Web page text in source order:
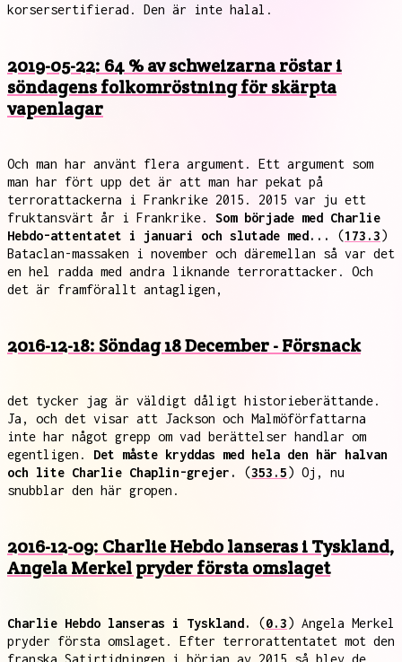
korsersertifierad. Den är inte halal.
2019-05-22: 64 % av schweizarna röstar i
söndagens folkomröstning för skärpta
vapenlagar
Och man har använt flera argument. Ett argument som
man har fört upp det är att man har pekat på
terrorattackerna i Frankrike 2015. 2015 var ju ett
fruktansvärt år i Frankrike. Som började med Charlie
Hebdo-attentatet i januari och slutade med...
(173.3)
Bataclan-massaken i november och däremellan så var det
en hel radda med andra liknande terrorattacker. Och
det är framförallt antagligen,
2016-12-18: Söndag 18 December - Försnack
det tycker jag är väldigt dåligt historieberättande.
Ja, och det visar att Jackson och Malmöförfattarna
inte har något grepp om vad berättelser handlar om
egentligen. Det måste kryddas med hela den här halvan
och lite Charlie Chaplin-grejer.
(353.5) Oj, nu
snubblar den här gropen.
2016-12-09: Charlie Hebdo lanseras i Tyskland,
Angela Merkel pryder första omslaget
Charlie Hebdo lanseras i Tyskland. (0.3) Angela Merkel
pryder första omslaget. Efter terrorattentatet mot den
franska Satirtidningen i början av 2015 så blev de